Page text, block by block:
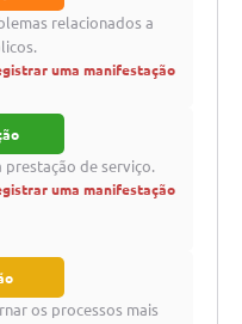
relacionados a
uma manifestação
prestação de serviço.
uma manifestação
os processos mais